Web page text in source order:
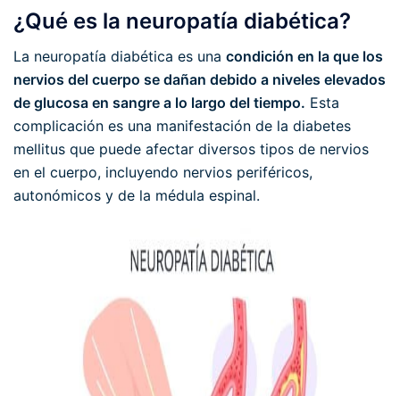
¿Qué es la neuropatía diabética?
La neuropatía diabética es una condición en la que los
nervios del cuerpo se dañan debido a niveles elevados
de glucosa en sangre a lo largo del tiempo. Esta
complicación es una manifestación de la diabetes
mellitus que puede afectar diversos tipos de nervios
en el cuerpo, incluyendo nervios periféricos,
autonómicos y de la médula espinal.